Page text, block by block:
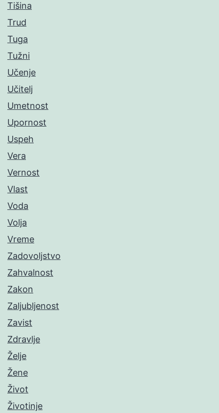
Tišina
Trud
Tuga
Tužni
Učenje
Učitelj
Umetnost
Upornost
Uspeh
Vera
Vernost
Vlast
Voda
Volja
Vreme
Zadovoljstvo
Zahvalnost
Zakon
Zaljubljenost
Zavist
Zdravlje
Želje
Žene
Život
Životinje